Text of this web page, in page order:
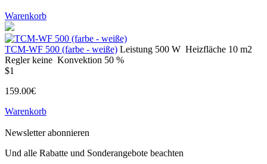
Warenkorb
TCM-WF 500 (farbe - weiße) Leistung 500 W Heizfläche 10 m2
Regler keine Konvektion 50 %
$1
159.00€
Warenkorb
Newsletter abonnieren
Und alle Rabatte und Sonderangebote beachten